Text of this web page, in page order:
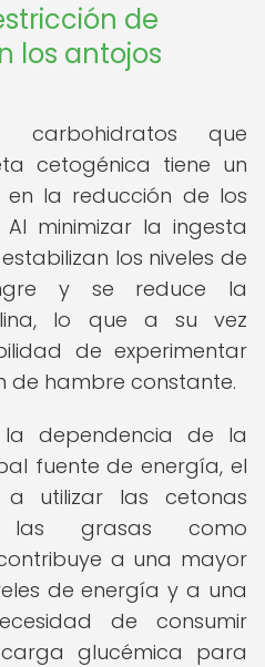
de
los antojos
carbohidratos que
cetogénica tiene un
la reducción de los
minimizar la ingesta
los niveles de
y se reduce la
lo que a su vez
de experimentar
de hambre constante.
dependencia de la
fuente de energía, el
utilizar las cetonas
las grasas como
a una mayor
de energía y a una
de consumir
glucémica para